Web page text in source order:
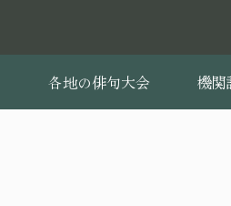
各地の俳句大会 機関